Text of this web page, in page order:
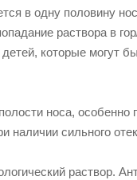
в одну половину
раствора в
которые могут
носа, особенно
сильного
раствор.